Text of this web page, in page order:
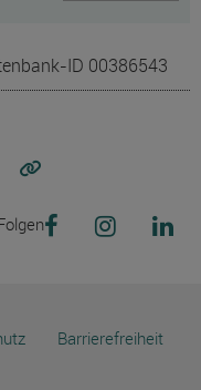
ID 00386543
Barrierefreiheit